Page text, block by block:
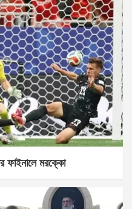
ফাইনালে মরক্কো